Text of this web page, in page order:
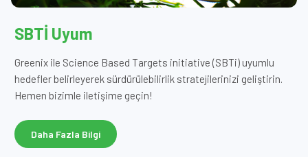
SBTİ Uyum
Greenix ile Science Based Targets initiative (SBTi) uyumlu
hedefler belirleyerek sürdürülebilirlik stratejilerinizi geliştirin.
Hemen bizimle iletişime geçin!
Daha Fazla Bilgi